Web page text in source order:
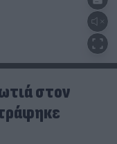
στον